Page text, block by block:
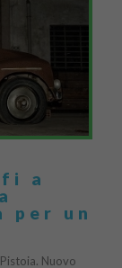
a
un
Nuovo